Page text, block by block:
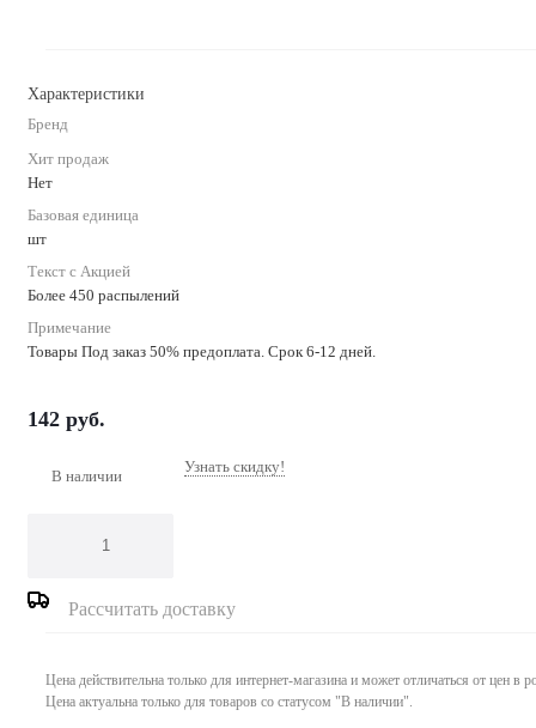
Характеристики
Бренд
Хит продаж
Нет
Базовая единица
шт
Текст с Акцией
Более 450 распылений
Примечание
Товары Под заказ 50% предоплата. Срок 6-12 дней.
142 руб.
В наличии Узнать скидку!
Рассчитать доставку
Цена действительна только для интернет-магазина и может отличаться от цен в
Цена актуальна только для товаров со статусом "В наличии".